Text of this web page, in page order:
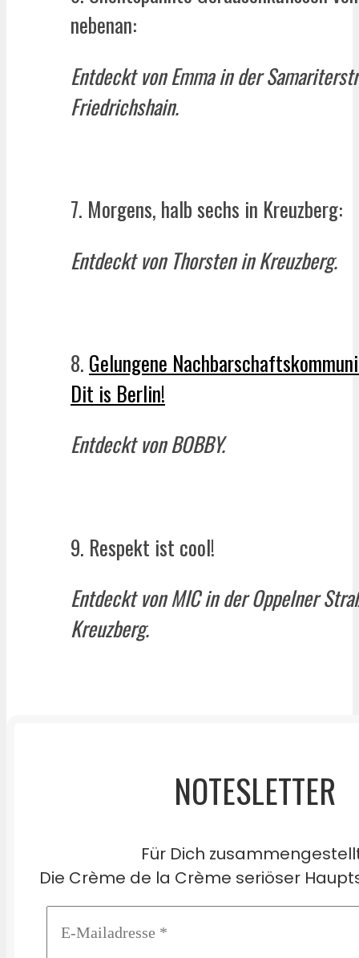
nebenan:
Entdeckt von Emma in der
Friedrichshain.
7. Morgens, halb sechs in Kreuzberg:
Entdeckt von Thorsten in Kreuzberg.
8. Gelungene
Dit is Berlin!
Entdeckt von BOBBY.
9. Respekt ist cool!
Entdeckt von MIC in der Oppelner
Kreuzberg.
NOTESLETTER
Für Dich
Die Crème de la Crème seriöser